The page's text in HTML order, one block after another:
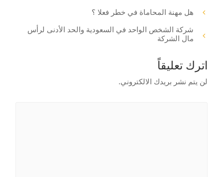
هل مهنة المحاماة في خطر فعلا ؟
شركة الشخص الواحد في السعودية والحد الأدنى لرأس
مال الشركة
اترك تعليقاً
لن يتم نشر بريدك الالكتروني.